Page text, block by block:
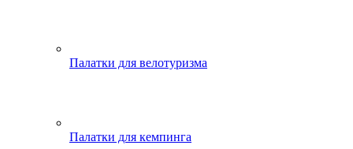
Палатки для велотуризма
Палатки для кемпинга